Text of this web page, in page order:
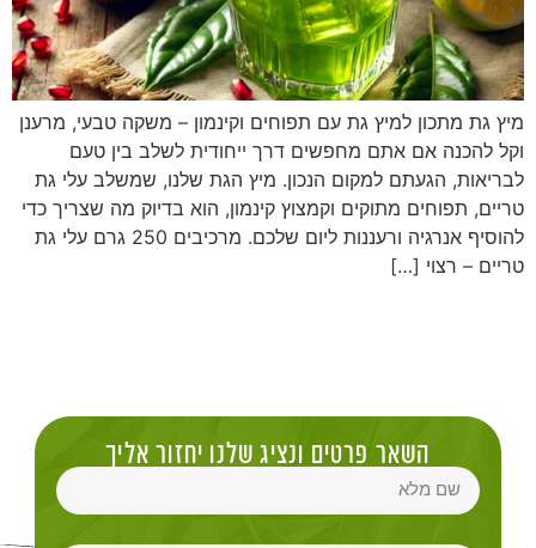
מיץ גת מתכון למיץ גת עם תפוחים וקינמון – משקה טבעי, מרענן
וקל להכנה אם אתם מחפשים דרך ייחודית לשלב בין טעם
לבריאות, הגעתם למקום הנכון. מיץ הגת שלנו, שמשלב עלי גת
טריים, תפוחים מתוקים וקמצוץ קינמון, הוא בדיוק מה שצריך כדי
להוסיף אנרגיה ורעננות ליום שלכם. מרכיבים 250 גרם עלי גת
טריים – רצוי […]
השאר פרטים ונציג שלנו יחזור אליך